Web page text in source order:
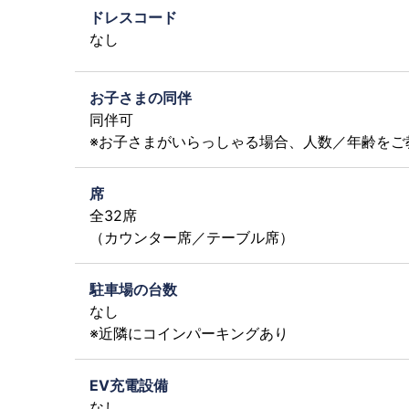
ドレスコード
なし
お子さまの同伴
同伴可
※お子さまがいらっしゃる場合、人数／年齢をご
席
全32席
（カウンター席／テーブル席）
駐車場の台数
なし
※近隣にコインパーキングあり
EV充電設備